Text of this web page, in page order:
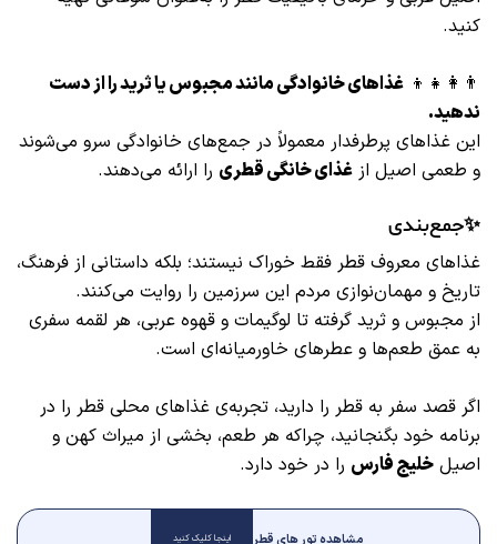
کنید.
👨‍👩‍👧‍👦 غذاهای خانوادگی مانند مجبوس یا ثرید را از دست
ندهید.
این غذاهای پرطرفدار معمولاً در جمع‌های خانوادگی سرو می‌شوند
و طعمی اصیل از غذای خانگی قطری را ارائه می‌دهند.
✨جمع‌بندی
غذاهای معروف قطر فقط خوراک نیستند؛ بلکه داستانی از فرهنگ،
تاریخ و مهمان‌نوازی مردم این سرزمین را روایت می‌کنند.
از مجبوس و ثرید گرفته تا لوگیمات و قهوه عربی، هر لقمه سفری
به عمق طعم‌ها و عطرهای خاورمیانه‌ای است.
اگر قصد سفر به قطر را دارید، تجربه‌ی غذاهای محلی قطر را در
برنامه خود بگنجانید، چراکه هر طعم، بخشی از میراث کهن و
اصیل خلیج فارس را در خود دارد.
اینجا کلیک کنید